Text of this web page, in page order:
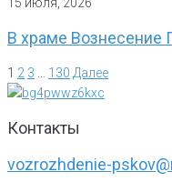
В храме Вознесение
1 2 3 130 Далее
Контакты
vozrozhdenie-